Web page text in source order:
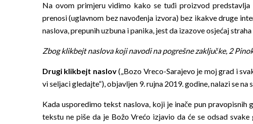
Na ovom primjeru vidimo kako se tuđi proizvod
prenosi (uglavnom bez navođenja izvora) bez ikakve druge
naslova, prepunih uzbuna i panika, jest da izazove osjećaj
Zbog klikbejt naslova koji navodi na pogrešne zaključke, 2
Drugi klikbejt naslov(„Bozo Vreco-Sarajevo je moj grad i
vi seljaci gledajte“), objavljen 9. rujna 2019. godine, nalazi se na
Kada usporedimo tekst naslova, koji je inače pun pravopisnih
tekstu ne piše da je Božo Vrećo izjavio da će se odsad